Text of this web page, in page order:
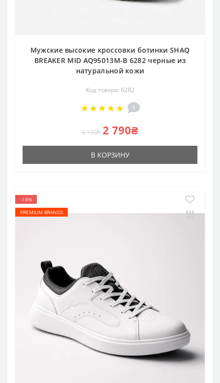
Мужские высокие кроссовки ботинки SHAQ
BREAKER MID AQ95013M-B 6282 черные из
натуральной кожи
Код товара: 6282
1
3 190₴ 2 790₴
В КОРЗИНУ
-18%
PREMIUM BRANDS